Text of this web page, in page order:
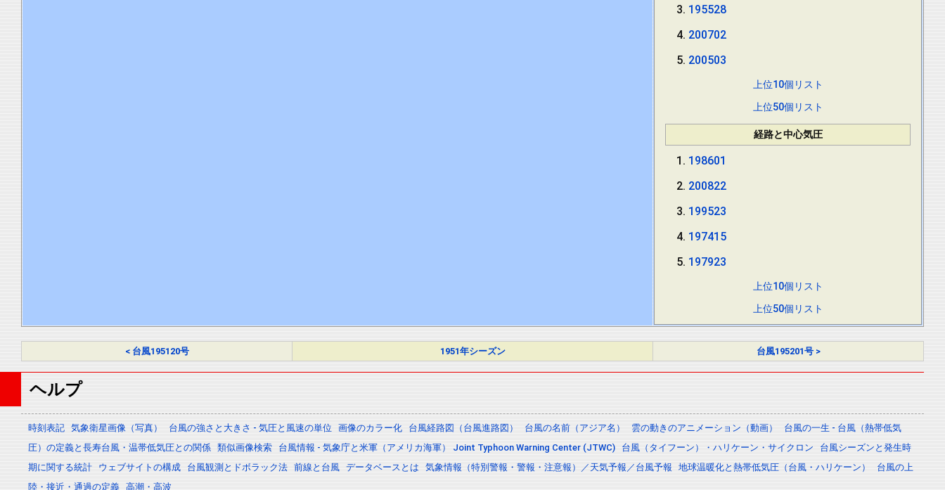
195528
200702
200503
上位10個リスト
上位50個リスト
経路と中心気圧
198601
200822
199523
197415
197923
上位10個リスト
上位50個リスト
< 台風195120号 1951年シーズン 台風195201号 >
ヘルプ
時刻表記 気象衛星画像（写真） 台風の強さと大きさ - 気圧と風速の単位 画像のカラー化 台風経路図（台風進路図） 台風の名前（アジア名） 雲の動きのアニメーション（動画）
台風の一生 - 台風（熱帯低気
圧）の定義と長寿台風・温帯低気圧との関係 類似画像検索 台風情報 - 気象庁と米軍（アメリカ海軍） Joint Typhoon Warning Center (JTWC) 台風（タイフーン）・ハリケーン・サイクロン
台風シーズンと発生時
期に関する統計
ウェブサイトの構成 台風観測とドボラック法 前線と台風 データベースとは 気象情報（特別警報・警報・注意報）／天気予報／台風予報 地球温暖化と熱帯低気圧（台風・ハリケーン）
台風の上
陸・接近・通過の定義 高潮・高波